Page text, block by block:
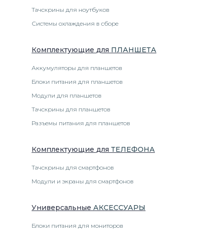
Тачскрины для ноутбуков
Системы охлаждения в сборе
Комплектующие для ПЛАНШЕТА
Аккумуляторы для планшетов
Блоки питания для планшетов
Модули для планшетов
Тачскрины для планшетов
Разъемы питания для планшетов
Комплектующие для ТЕЛЕФОНА
Тачскрины для смартфонов
Модули и экраны для смартфонов
Универсальные АКСЕССУАРЫ
Блоки питания для мониторов